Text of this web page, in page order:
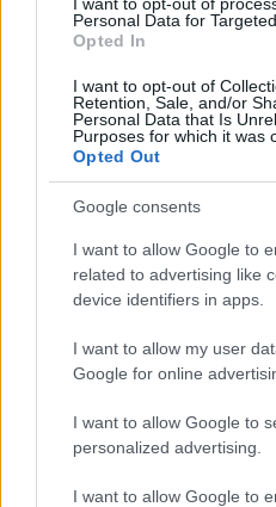
Personal Data for
Opted In
I want to opt-out of
Retention, Sale, and/or
Personal Data that Is
Purposes for which it was
Opted Out
Google consents
I want to allow Google to
related to advertising like
device identifiers in apps.
I want to allow my user
Google for online
I want to allow Google to
personalized advertising.
I want to allow Google to